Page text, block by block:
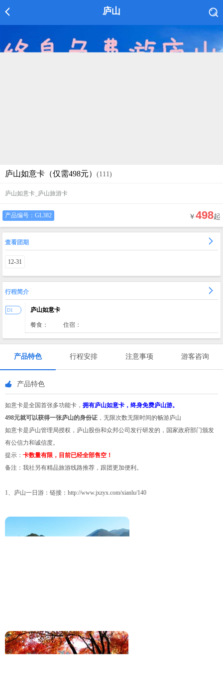
庐山
庐山如意卡（仅需498元） (111)
庐山如意卡_庐山旅游卡
产品编号： GL382 ￥ 498起
查看团期
12-31
行程简介
庐山如意卡
餐食： 住宿：
D1
产品特色 行程安排 注意事项 游客咨询
产品特色
如意卡是全国首张多功能卡， 拥有庐山如意卡，终身免费庐山游。
498元就可以获得一张庐山的身份证 ，无限次数无限时间的畅游庐山
如意卡是庐山管理局授权，庐山股份和众邦公司发行研发的，国家政府部门颁发
有公信力和诚信度。
提示： 卡数量有限，目前已经全部售空！
备注：我社另有精品旅游线路推荐，跟团更加便利。
1、庐山一日游：链接： http://www.jxzyx.com/xianlu/140